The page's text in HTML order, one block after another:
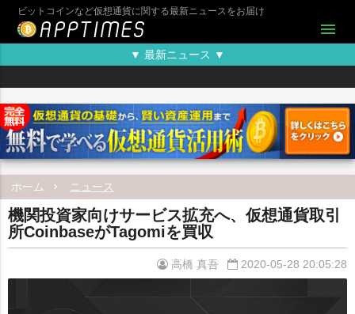
ビットコインなど仮想通貨に関する最新ニュースをお届け
menu
▼ 最新ニュース ▼
ホーム ニュース
機関投資家向けサービス拡充へ、仮想通貨取引
所CoinbaseがTagomiを買収
高橋 真吾 2020-05-28 20:05:28